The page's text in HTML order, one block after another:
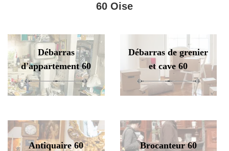
60 Oise
Débarras
d'appartement 60
Débarras de grenier
et cave 60
Antiquaire 60 Brocanteur 60